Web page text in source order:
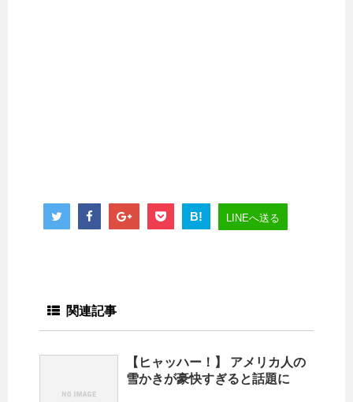
B! LINEへ送る
関連記事
【ヒャッハー！】 アメリカ人の
雪かきが豪快すぎると話題に